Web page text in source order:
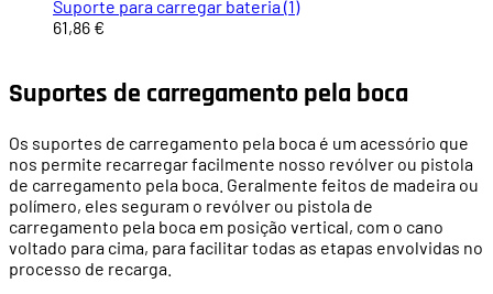
Suporte para carregar bateria (1)
61,86 €
Suportes de carregamento pela boca
Os suportes de carregamento pela boca é um acessório que
nos permite recarregar facilmente nosso revólver ou pistola
de carregamento pela boca. Geralmente feitos de madeira ou
polímero, eles seguram o revólver ou pistola de
carregamento pela boca em posição vertical, com o cano
voltado para cima, para facilitar todas as etapas envolvidas no
processo de recarga.